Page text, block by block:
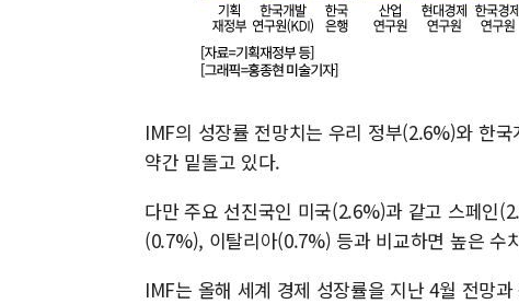
IMF의 성장률 전망치는 우리 정부(2.6%)와 한
약간 밑돌고 있다.
다만 주요 선진국인 미국(2.6%)과 같고 스페인
(0.7%), 이탈리아(0.7%) 등과 비교하면 높은 수
IMF는 올해 세계 경제 성장률을 지난 4월 전망